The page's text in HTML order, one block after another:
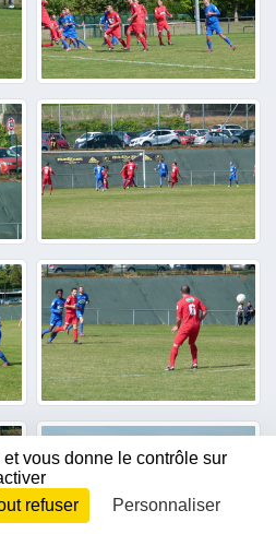
CONNEXION
vous donne le contrôle sur
refuser Personnaliser